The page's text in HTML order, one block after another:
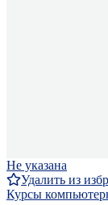
Не указана
Удалить из
Курсы